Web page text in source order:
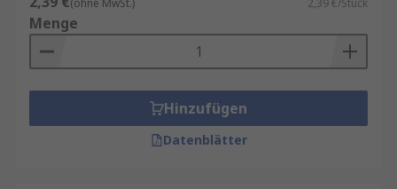
(ohne MwSt.) 2,39 €/Stück
Menge
Hinzufügen
Datenblätter